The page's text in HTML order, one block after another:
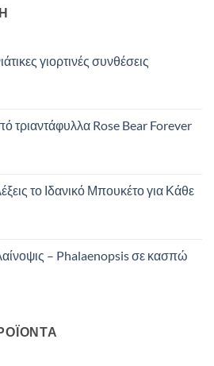
γιορτινές συνθέσεις
τριαντάφυλλα Rose Bear Forever
το Ιδανικό Μπουκέτο για Κάθε
– Phalaenopsis σε κασπώ